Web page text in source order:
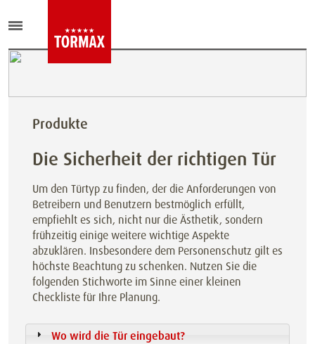
Produkte
Die Sicherheit der richtigen Tür
Um den Türtyp zu finden, der die Anforderungen von
Betreibern und Benutzern bestmöglich erfüllt,
empfiehlt es sich, nicht nur die Ästhetik, sondern
frühzeitig einige weitere wichtige Aspekte
abzuklären. Insbesondere dem Personenschutz gilt es
höchste Beachtung zu schenken. Nutzen Sie die
folgenden Stichworte im Sinne einer kleinen
Checkliste für Ihre Planung.
Wo wird die Tür eingebaut?